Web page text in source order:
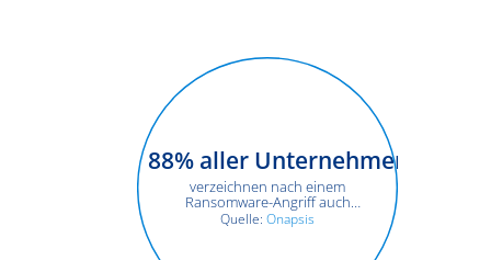
88% aller Unternehmen
verzeichnen nach einem
Ransomware-Angriff auch
Ausfälle ihrer ERP-Systeme
Quelle: Onapsis